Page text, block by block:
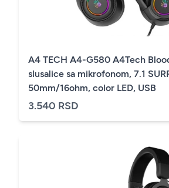
A4 TECH A4-G580 A4Tech
slusalice sa mikrofonom, 7.1
50mm/16ohm, color LED, USB
3.540 RSD